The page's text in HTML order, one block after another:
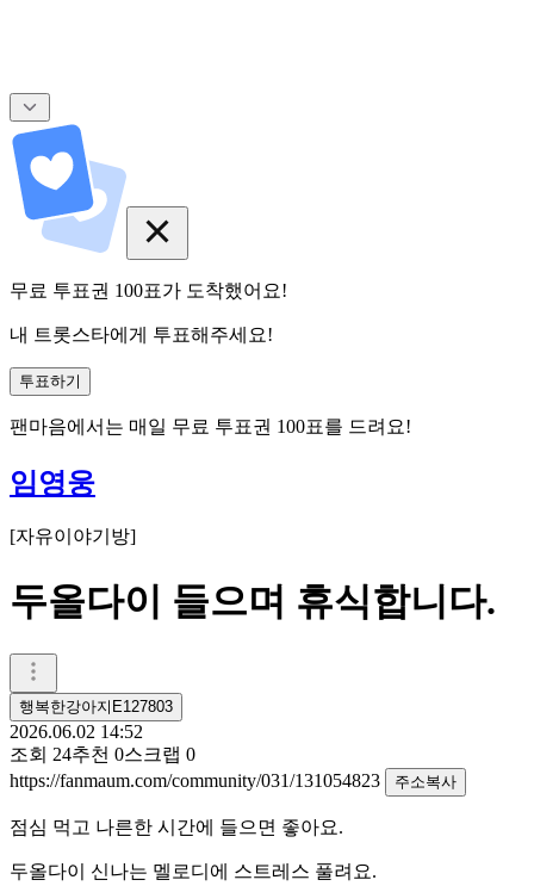
무료 투표권 100표가 도착했어요!
내 트롯스타에게 투표해주세요!
투표하기
팬마음에서는 매일 무료 투표권 100표를 드려요!
임영웅
[자유이야기방]
두올다이 들으며 휴식합니다.
행복한강아지E127803
2026.06.02 14:52
조회 24추천 0스크랩 0
https://fanmaum.com/community/031/131054823
주소복사
점심 먹고 나른한 시간에 들으면 좋아요.
두올다이 신나는 멜로디에 스트레스 풀려요.